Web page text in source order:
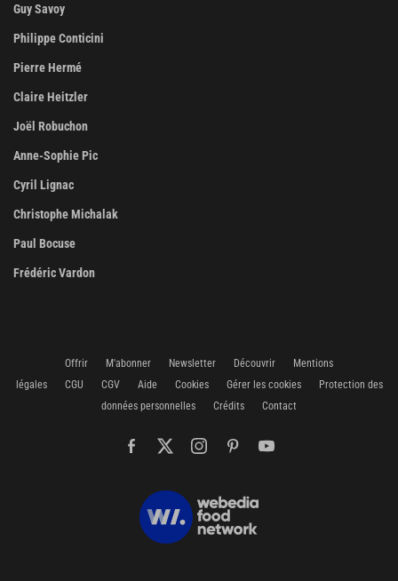
Guy Savoy
Philippe Conticini
Pierre Hermé
Claire Heitzler
Joël Robuchon
Anne-Sophie Pic
Cyril Lignac
Christophe Michalak
Paul Bocuse
Frédéric Vardon
Offrir M'abonner Newsletter Découvrir
Mentions
légales
CGU CGV Aide Cookies Gérer les cookies
Protection des
données personnelles
Crédits Contact